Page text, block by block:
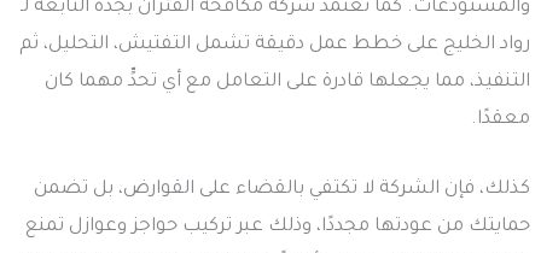
والمستودعات. كما تعتمد شركة مكافحة الفئران بجدة التابعة لـ
رواد الخليج على خطط عمل دقيقة تشمل التفتيش، التحليل، ثم
التنفيذ، مما يجعلها قادرة على التعامل مع أي تحدٍّ مهما كان
معقدًا.
كذلك، فإن الشركة لا تكتفي بالقضاء على القوارض، بل تضمن
حمايتك من عودتها مجددًا، وذلك عبر تركيب حواجز وعوازل تمنع